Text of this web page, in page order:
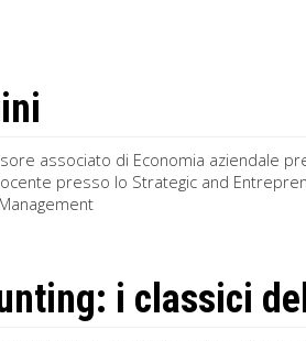
associato di Economia aziendale
presso lo Strategic and
i classici